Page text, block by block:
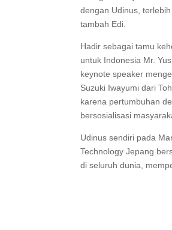
dengan Udinus,
tambah Edi.
Hadir sebagai tamu
untuk Indonesia Mr.
keynote speaker
Suzuki Iwayumi dari
karena pertumbuhan
bersosialisasi
Udinus sendiri pada
Technology Jepang
di seluruh dunia,